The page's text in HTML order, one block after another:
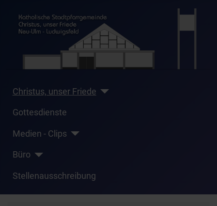
Christus, unser Friede
Gottesdienste
Medien - Clips
Büro
Stellenausschreibung